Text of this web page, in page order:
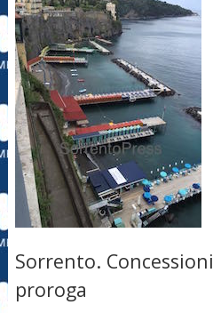
Sorrento.
proroga